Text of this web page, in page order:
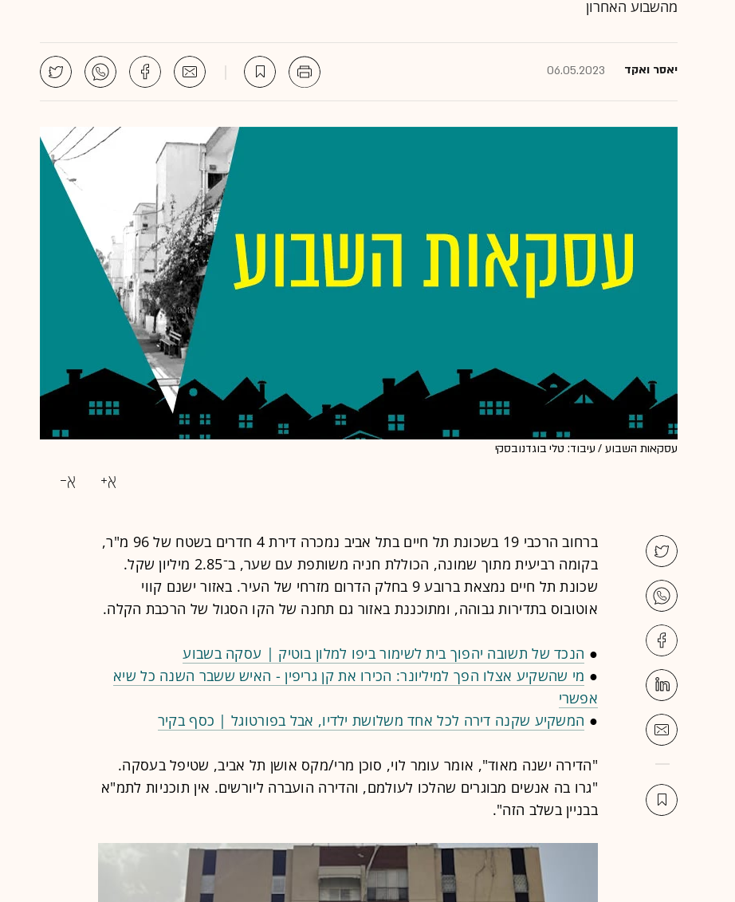
מהשבוע האחרון
יאסר ואקד 06.05.2023
עסקאות השבוע / עיבוד: טלי בוגדנובסקי
ברחוב הרכבי 19 בשכונת תל חיים בתל אביב נמכרה דירת 4 חדרים בשטח של 96 מ"ר,
בקומה רביעית מתוך שמונה, הכוללת חניה משותפת עם שער, ב־2.85 מיליון שקל.
שכונת תל חיים נמצאת ברובע 9 בחלק הדרום מזרחי של העיר. באזור ישנם קווי
אוטובוס בתדירות גבוהה, ומתוכננת באזור גם תחנה של הקו הסגול של הרכבת הקלה.
● הנכד של תשובה יהפוך בית לשימור ביפו למלון בוטיק | עסקה בשבוע
● מי שהשקיע אצלו הפך למיליונר: הכירו את קן גריפין - האיש ששבר השנה כל שיא
אפשרי
● המשקיע שקנה דירה לכל אחד משלושת ילדיו, אבל בפורטוגל | כסף בקיר
"הדירה ישנה מאוד", אומר עומר לוי, סוכן מרי/מקס אושן תל אביב, שטיפל בעסקה.
"גרו בה אנשים מבוגרים שהלכו לעולמם, והדירה הועברה ליורשים. אין תוכניות לתמ"א
בבניין בשלב הזה".